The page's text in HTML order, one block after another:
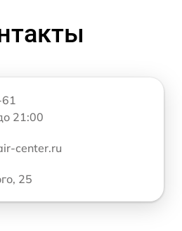
21:00
center.ru
25